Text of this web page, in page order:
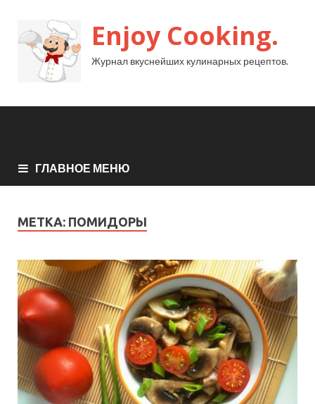
Enjoy Cooking.
Журнал вкуснейших кулинарных рецептов.
ГЛАВНОЕ МЕНЮ
МЕТКА: ПОМИДОРЫ